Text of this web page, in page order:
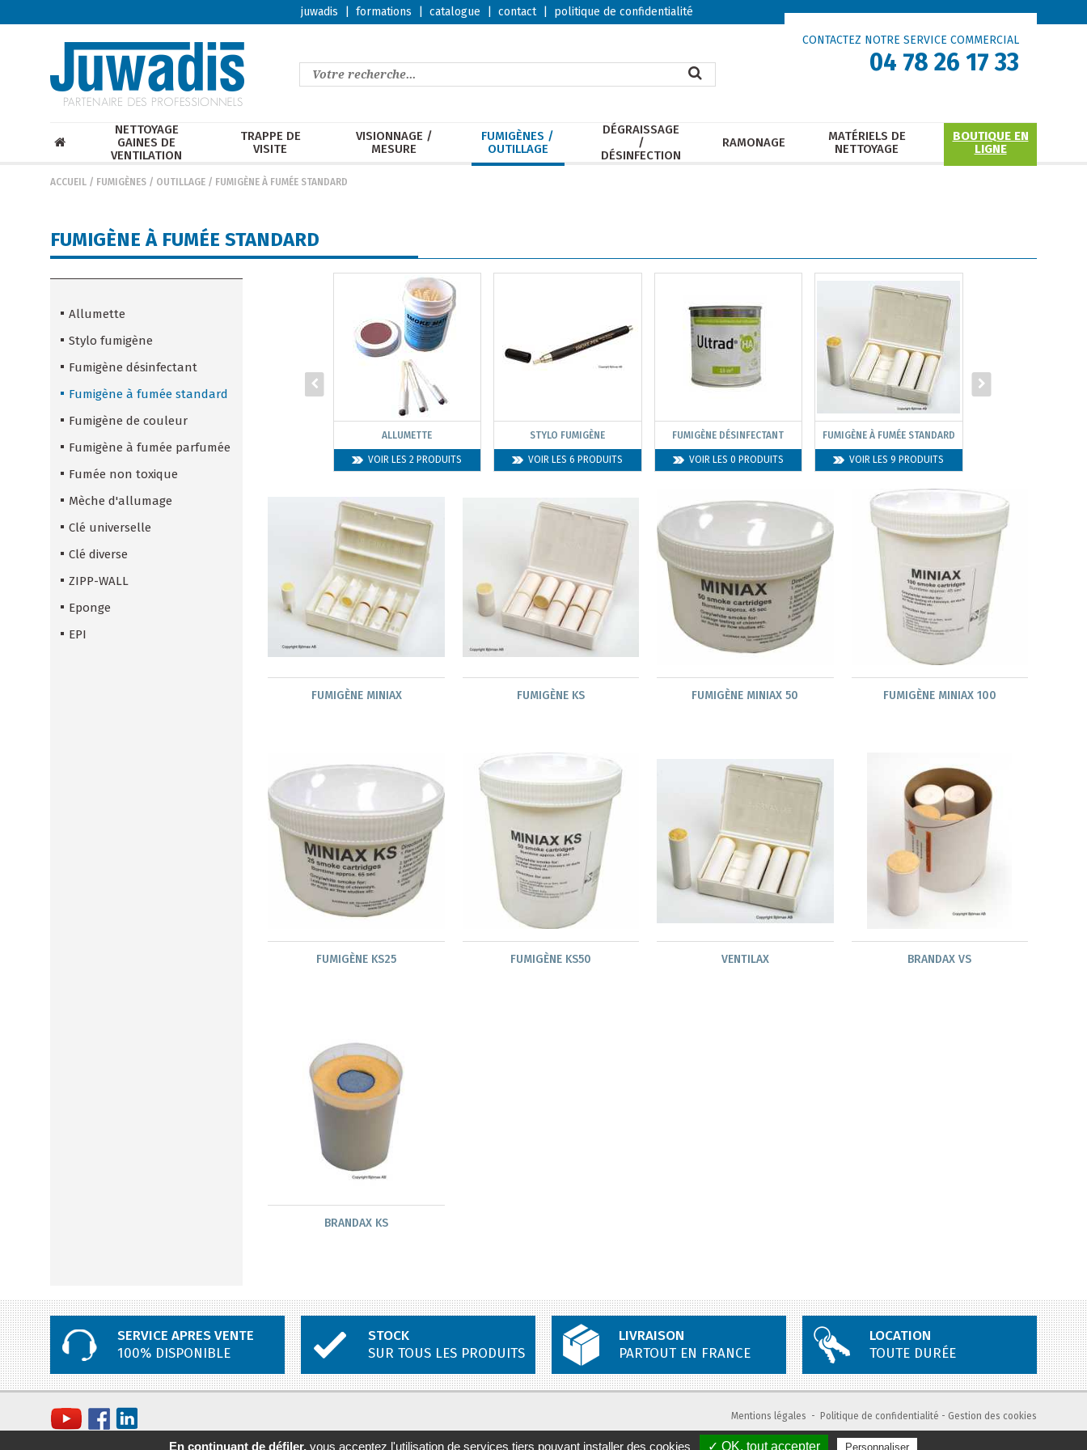
juwadis formations catalogue contact politique de confidentialité
CONTACTEZ NOTRE SERVICE COMMERCIAL
04 78 26 17 33
NETTOYAGE
GAINES DE
VENTILATION
TRAPPE DE
VISITE
VISIONNAGE /
MESURE
FUMIGÈNES /
OUTILLAGE
DÉGRAISSAGE
/
DÉSINFECTION
RAMONAGE
MATÉRIELS DE
NETTOYAGE
BOUTIQUE EN
LIGNE
ACCUEIL / FUMIGÈNES / OUTILLAGE / FUMIGÈNE À FUMÉE STANDARD
FUMIGÈNE À FUMÉE STANDARD
Allumette
Stylo fumigène
Fumigène désinfectant
Fumigène à fumée standard
Fumigène de couleur
Fumigène à fumée parfumée
Fumée non toxique
Mèche d'allumage
Clé universelle
Clé diverse
ZIPP-WALL
Eponge
EPI
ALLUMETTE
VOIR LES 2 PRODUITS
STYLO FUMIGÈNE
VOIR LES 6 PRODUITS
FUMIGÈNE DÉSINFECTANT
VOIR LES 0 PRODUITS
FUMIGÈNE À FUMÉE STANDARD
VOIR LES 9 PRODUITS
FUMIGÈNE MINIAX FUMIGÈNE KS FUMIGÈNE MINIAX 50 FUMIGÈNE MINIAX 100
FUMIGÈNE KS25 FUMIGÈNE KS50 VENTILAX BRANDAX VS
BRANDAX KS
SERVICE APRES VENTE
100% DISPONIBLE
STOCK
SUR TOUS LES PRODUITS
LIVRAISON
PARTOUT EN FRANCE
LOCATION
TOUTE DURÉE
Mentions légales - Politique de confidentialité - Gestion des cookies
En continuant de défiler, vous acceptez l'utilisation de services tiers pouvant installer des cookies ✓ OK, tout accepter Personnaliser